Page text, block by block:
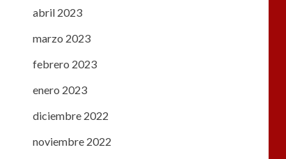
abril 2023
marzo 2023
febrero 2023
enero 2023
diciembre 2022
noviembre 2022